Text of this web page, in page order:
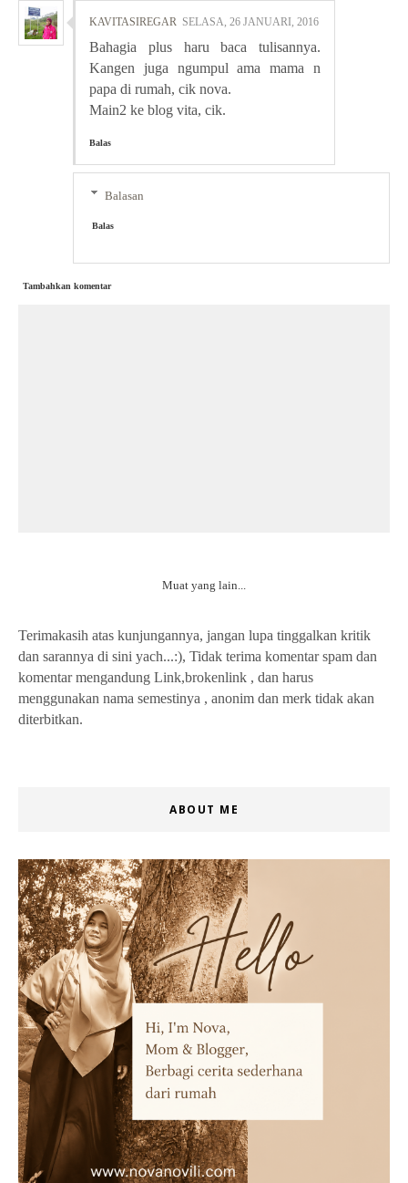
KAVITASIREGAR SELASA, 26 JANUARI, 2016
Bahagia plus haru baca tulisannya.
Kangen juga ngumpul ama mama n
papa di rumah, cik nova.
Main2 ke blog vita, cik.
Balas
Balasan
Balas
Tambahkan komentar
Muat yang lain...
Terimakasih atas kunjungannya, jangan lupa tinggalkan kritik
dan sarannya di sini yach...:), Tidak terima komentar spam dan
komentar mengandung Link,brokenlink , dan harus
menggunakan nama semestinya , anonim dan merk tidak akan
diterbitkan.
ABOUT ME